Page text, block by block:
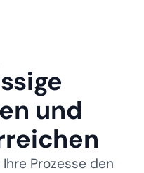
und
Prozesse den